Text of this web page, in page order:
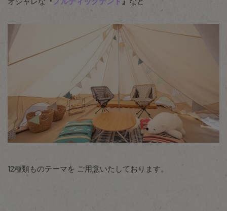
12種類ものテーマを ご用意いたしております。